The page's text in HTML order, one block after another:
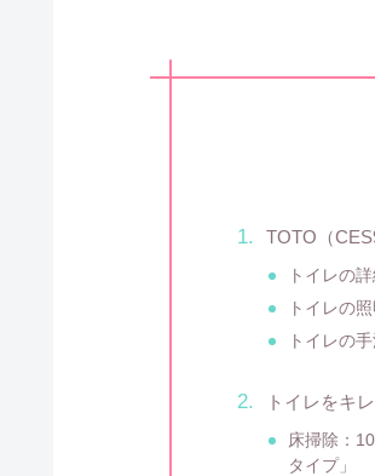
TOTO（
トイレの
トイレの
トイレの
トイレをキ
床掃除：
タイプ」